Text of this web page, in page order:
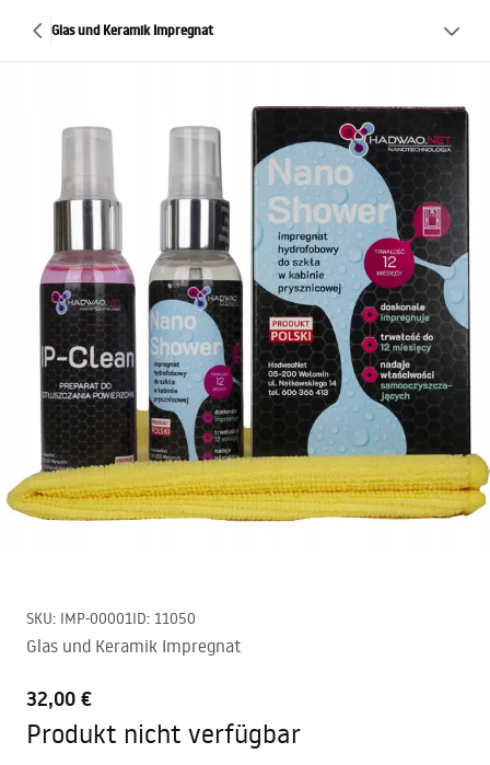
Glas und Keramik Impregnat
SKU: IMP-00001ID: 11050
Glas und Keramik Impregnat
32,00 €
Produkt nicht verfügbar